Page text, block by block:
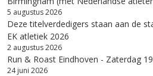
5 augustus 2026
Deze titelverdedigers staan aan de
EK atletiek 2026
2 augustus 2026
Run & Roast Eindhoven - Zaterdag
24 juni 2026